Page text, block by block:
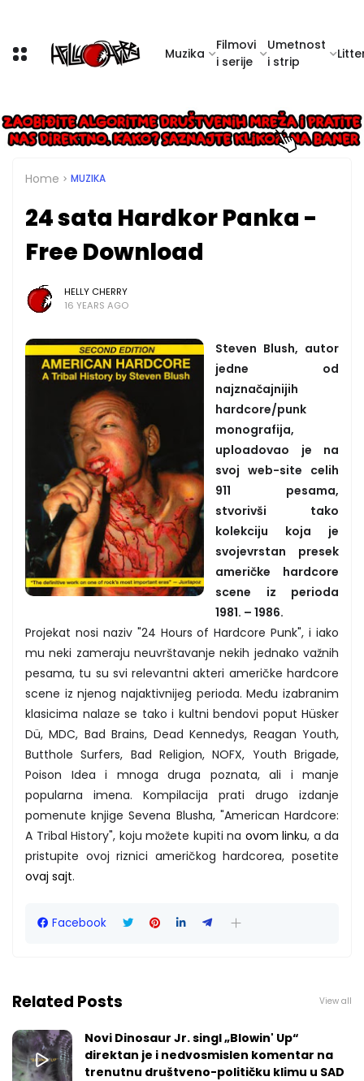
Muzika
Filmovi
i serije
Umetnost
i strip
Home MUZIKA
24 sata Hardkor Panka -
Free Download
HELLY CHERRY
16 YEARS AGO
Steven Blush, autor
jedne od
najznačajnijih
hardcore/punk
monografija,
uploadovao je na
svoj web-site celih
911 pesama,
stvorivši tako
kolekciju koja je
svojevrstan presek
američke hardcore
scene iz perioda
1981. – 1986.
Projekat nosi naziv "24 Hours of Hardcore Punk", i iako
mu neki zameraju neuvrštavanje nekih jednako važnih
pesama, tu su svi relevantni akteri američke hardcore
scene iz njenog najaktivnijeg perioda. Među izabranim
klasicima nalaze se tako i kultni bendovi poput Hüsker
Dü, MDC, Bad Brains, Dead Kennedys, Reagan Youth,
Butthole Surfers, Bad Religion, NOFX, Youth Brigade,
Poison Idea i mnoga druga poznata, ali i manje
popularna imena. Kompilacija prati drugo izdanje
pomenute knjige Sevena Blusha, "American Hardcore:
A Tribal History", koju možete kupiti na ovom linku, a da
pristupite ovoj riznici američkog hardcorea, posetite
ovaj sajt.
Facebook
Related Posts View all
Novi Dinosaur Jr. singl „Blowin' Up“
direktan je i nedvosmislen komentar na
trenutnu društveno-političku klimu u SAD